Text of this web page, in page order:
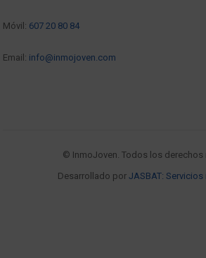
Móvil: 607 20 80 84
Email: info@inmojoven.com
© InmoJoven. Todos los derechos
Desarrollado por JASBAT: